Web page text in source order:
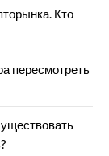
Кто
пересмотреть